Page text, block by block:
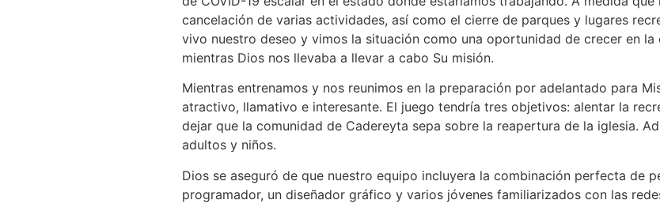
cancelación de varias actividades, así como el cierre de parques y lugares
vivo nuestro deseo y vimos la situación como una oportunidad de crecer en
mientras Dios nos llevaba a llevar a cabo Su misión.
Mientras entrenamos y nos reunimos en la preparación por adelantado para
atractivo, llamativo e interesante. El juego tendría tres objetivos: alentar la
dejar que la comunidad de Cadereyta sepa sobre la reapertura de la iglesia.
adultos y niños.
Dios se aseguró de que nuestro equipo incluyera la combinación perfecta de
programador, un diseñador gráfico y varios jóvenes familiarizados con las